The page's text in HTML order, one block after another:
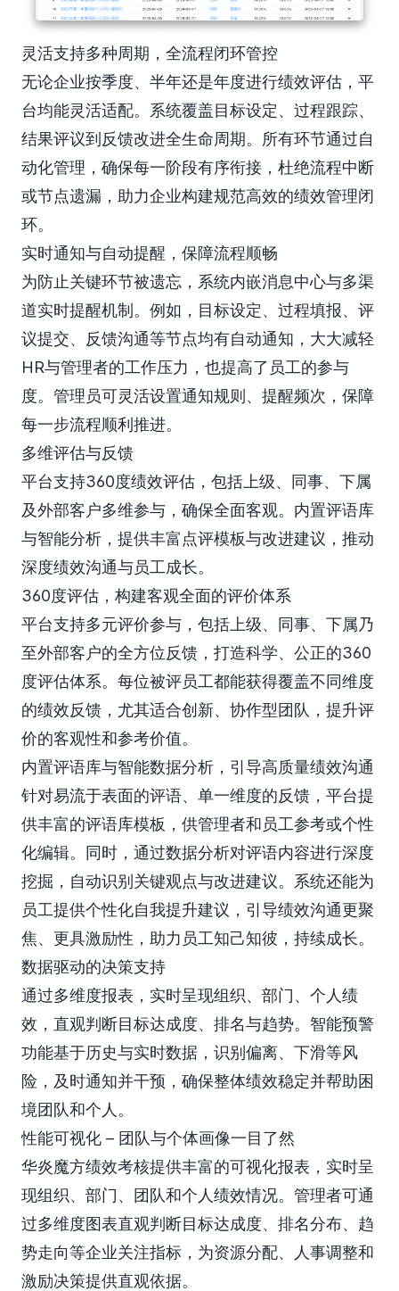
灵活支持多种周期，全流程闭环管控
无论企业按季度、半年还是年度进行绩效评估，平
台均能灵活适配。系统覆盖目标设定、过程跟踪、
结果评议到反馈改进全生命周期。所有环节通过自
动化管理，确保每一阶段有序衔接，杜绝流程中断
或节点遗漏，助力企业构建规范高效的绩效管理闭
环。
实时通知与自动提醒，保障流程顺畅
为防止关键环节被遗忘，系统内嵌消息中心与多渠
道实时提醒机制。例如，目标设定、过程填报、评
议提交、反馈沟通等节点均有自动通知，大大减轻
HR与管理者的工作压力，也提高了员工的参与
度。管理员可灵活设置通知规则、提醒频次，保障
每一步流程顺利推进。
多维评估与反馈
平台支持360度绩效评估，包括上级、同事、下属
及外部客户多维参与，确保全面客观。内置评语库
与智能分析，提供丰富点评模板与改进建议，推动
深度绩效沟通与员工成长。
360度评估，构建客观全面的评价体系
平台支持多元评价参与，包括上级、同事、下属乃
至外部客户的全方位反馈，打造科学、公正的360
度评估体系。每位被评员工都能获得覆盖不同维度
的绩效反馈，尤其适合创新、协作型团队，提升评
价的客观性和参考价值。
内置评语库与智能数据分析，引导高质量绩效沟通
针对易流于表面的评语、单一维度的反馈，平台提
供丰富的评语库模板，供管理者和员工参考或个性
化编辑。同时，通过数据分析对评语内容进行深度
挖掘，自动识别关键观点与改进建议。系统还能为
员工提供个性化自我提升建议，引导绩效沟通更聚
焦、更具激励性，助力员工知己知彼，持续成长。
数据驱动的决策支持
通过多维度报表，实时呈现组织、部门、个人绩
效，直观判断目标达成度、排名与趋势。智能预警
功能基于历史与实时数据，识别偏离、下滑等风
险，及时通知并干预，确保整体绩效稳定并帮助困
境团队和个人。
性能可视化 – 团队与个体画像一目了然
华炎魔方绩效考核提供丰富的可视化报表，实时呈
现组织、部门、团队和个人绩效情况。管理者可通
过多维度图表直观判断目标达成度、排名分布、趋
势走向等企业关注指标，为资源分配、人事调整和
激励决策提供直观依据。